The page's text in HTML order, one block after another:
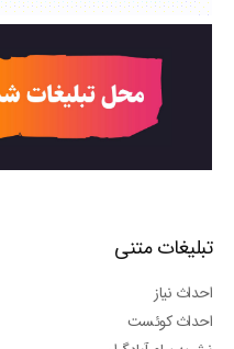
تبلیغات متنی
احداث نیاز
احداث کوئست